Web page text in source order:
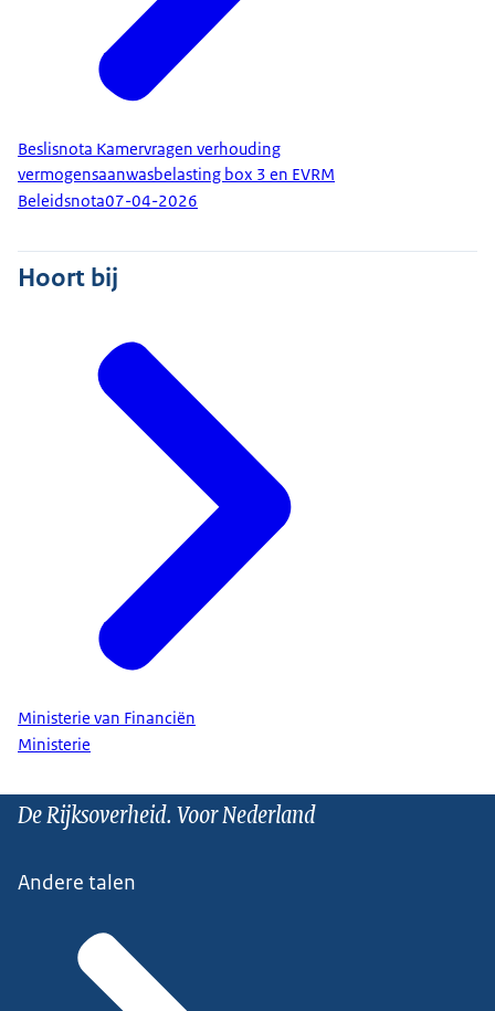
Beslisnota Kamervragen verhouding
vermogensaanwasbelasting box 3 en EVRM
Beleidsnota07-04-2026
Hoort bij
Ministerie van Financiën
Ministerie
De Rijksoverheid. Voor Nederland
Andere talen